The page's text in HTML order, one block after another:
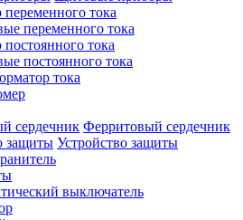
тока
переменного тока
тока
постоянного тока
тока
Ферритовый сердечник
Устройство защиты
выключатель